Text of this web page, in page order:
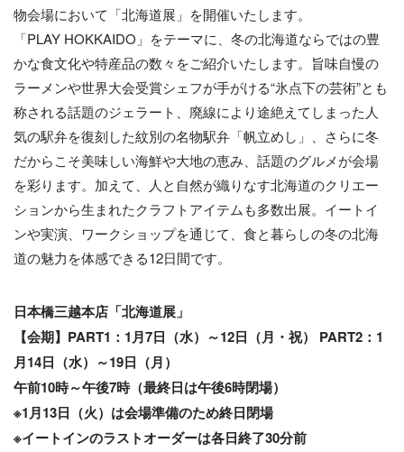
物会場において「北海道展」を開催いたします。
「PLAY HOKKAIDO」をテーマに、冬の北海道ならではの豊
かな食文化や特産品の数々をご紹介いたします。旨味自慢の
ラーメンや世界大会受賞シェフが手がける“氷点下の芸術”とも
称される話題のジェラート、廃線により途絶えてしまった人
気の駅弁を復刻した紋別の名物駅弁「帆立めし」、さらに冬
だからこそ美味しい海鮮や大地の恵み、話題のグルメが会場
を彩ります。加えて、人と自然が織りなす北海道のクリエー
ションから生まれたクラフトアイテムも多数出展。イートイ
ンや実演、ワークショップを通じて、食と暮らしの冬の北海
道の魅力を体感できる12日間です。
日本橋三越本店「北海道展」
【会期】PART1：1月7日（水）～12日（月・祝） PART2：1
月14日（水）～19日（月）
午前10時～午後7時（最終日は午後6時閉場）
※1月13日（火）は会場準備のため終日閉場
※イートインのラストオーダーは各日終了30分前